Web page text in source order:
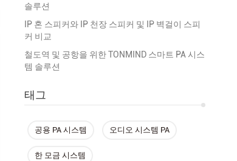
솔루션
IP 혼 스피커와 IP 천장 스피커 및 IP 벽걸이 스피
커 비교
철도역 및 공항을 위한 TONMIND 스마트 PA 시스
템 솔루션
태그
공용 PA 시스템 오디오 시스템 PA
한 모금 시스템